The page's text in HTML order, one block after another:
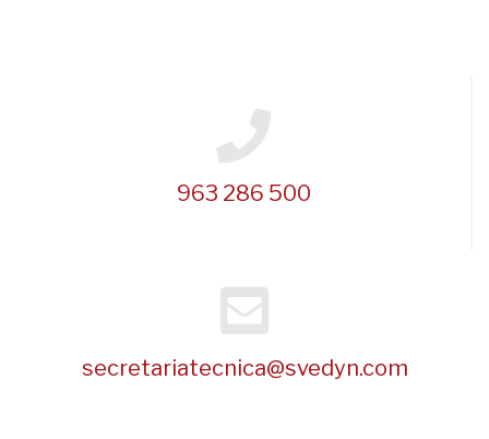
963 286 500
secretariatecnica@svedyn.com